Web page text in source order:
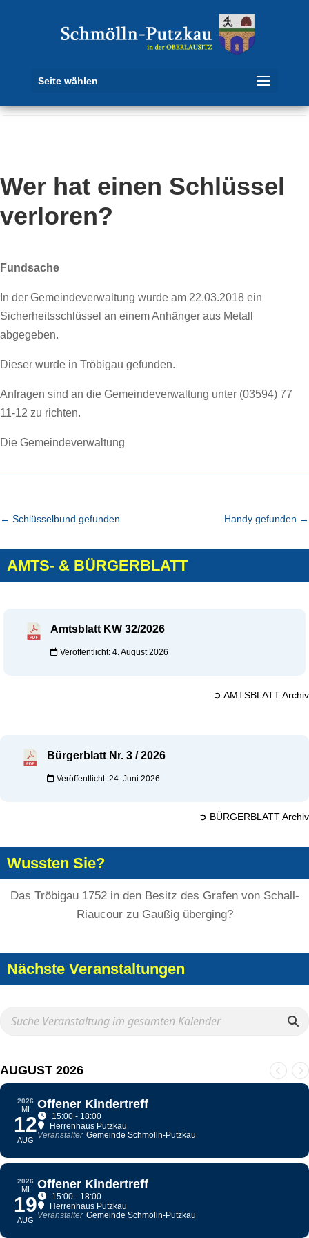
Seite wählen
Wer hat einen Schlüssel
verloren?
Fundsache
In der Gemeindeverwaltung wurde am 22.03.2018 ein
Sicherheitsschlüssel an einem Anhänger aus Metall
abgegeben.
Dieser wurde in Tröbigau gefunden.
Anfragen sind an die Gemeindeverwaltung unter (03594) 77
11-12 zu richten.
Die Gemeindeverwaltung
← Schlüsselbund gefunden Handy gefunden →
AMTS- & BÜRGERBLATT
Amtsblatt KW 32/2026
Veröffentlicht: 4. August 2026
➲ AMTSBLATT Archiv
Bürgerblatt Nr. 3 / 2026
Veröffentlicht: 24. Juni 2026
➲ BÜRGERBLATT Archiv
Wussten Sie?
Das Tröbigau 1752 in den Besitz des Grafen von Schall-
Riaucour zu Gaußig überging?
Nächste Veranstaltungen
AUGUST 2026
2026
MI
12
AUG
Offener Kindertreff
15:00 - 18:00
Herrenhaus Putzkau
Veranstalter Gemeinde Schmölln-Putzkau
2026
MI
19
AUG
Offener Kindertreff
15:00 - 18:00
Herrenhaus Putzkau
Veranstalter Gemeinde Schmölln-Putzkau